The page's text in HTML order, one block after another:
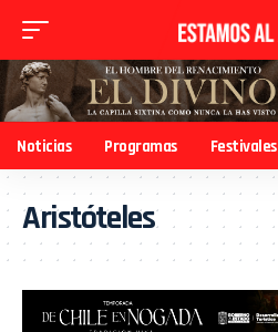
Noticias Programas Festivales
Aristóteles